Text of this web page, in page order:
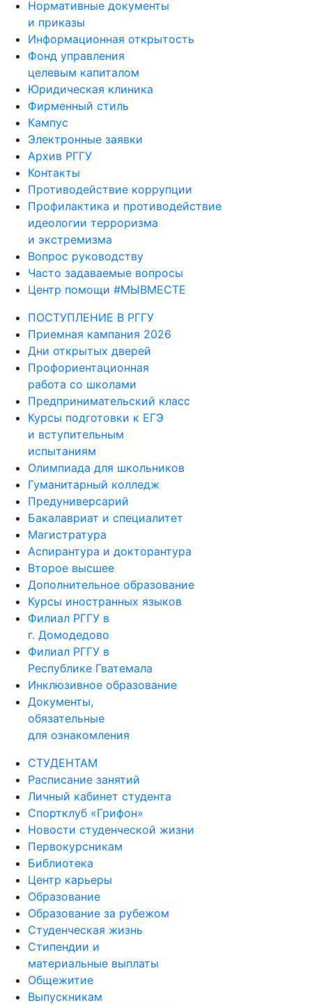
Нормативные документы
и приказы
Информационная открытость
Фонд управления
целевым капиталом
Юридическая клиника
Фирменный стиль
Кампус
Электронные заявки
Архив РГГУ
Контакты
Противодействие коррупции
Профилактика и противодействие
идеологии терроризма
и экстремизма
Вопрос руководству
Часто задаваемые вопросы
Центр помощи #МЫВМЕСТЕ
ПОСТУПЛЕНИЕ В РГГУ
Приемная кампания 2026
Дни открытых дверей
Профориентационная
работа со школами
Предпринимательский класс
Курсы подготовки к ЕГЭ
и вступительным
испытаниям
Олимпиада для школьников
Гуманитарный колледж
Предуниверсарий
Бакалавриат и специалитет
Магистратура
Аспирантура и докторантура
Второе высшее
Дополнительное образование
Курсы иностранных языков
Филиал РГГУ в
г. Домодедово
Филиал РГГУ в
Республике Гватемала
Инклюзивное образование
Документы,
обязательные
для ознакомления
СТУДЕНТАМ
Расписание занятий
Личный кабинет студента
Спортклуб «Грифон»
Новости студенческой жизни
Первокурсникам
Библиотека
Центр карьеры
Образование
Образование за рубежом
Студенческая жизнь
Стипендии и
материальные выплаты
Общежитие
Выпускникам